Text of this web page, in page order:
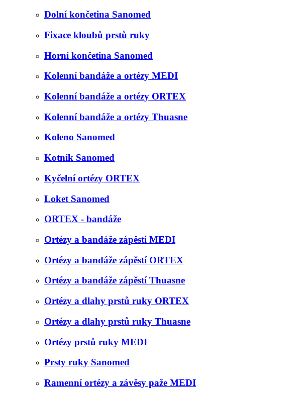
Dolní končetina Sanomed
Fixace kloubů prstů ruky
Horní končetina Sanomed
Kolenní bandáže a ortézy MEDI
Kolenní bandáže a ortézy ORTEX
Kolenní bandáže a ortézy Thuasne
Koleno Sanomed
Kotník Sanomed
Kyčelní ortézy ORTEX
Loket Sanomed
ORTEX - bandáže
Ortézy a bandáže zápěstí MEDI
Ortézy a bandáže zápěstí ORTEX
Ortézy a bandáže zápěstí Thuasne
Ortézy a dlahy prstů ruky ORTEX
Ortézy a dlahy prstů ruky Thuasne
Ortézy prstů ruky MEDI
Prsty ruky Sanomed
Ramenní ortézy a závěsy paže MEDI